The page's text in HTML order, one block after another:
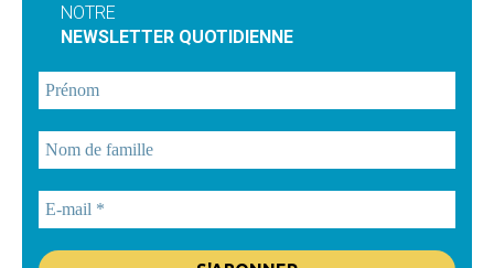
NOTRE
NEWSLETTER QUOTIDIENNE